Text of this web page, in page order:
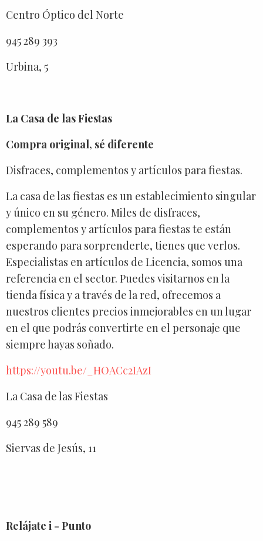
Centro Óptico del Norte
945 289 393
Urbina, 5
La Casa de las Fiestas
Compra original, sé diferente
Disfraces, complementos y artículos para fiestas.
La casa de las fiestas es un establecimiento singular
y único en su género. Miles de disfraces,
complementos y artículos para fiestas te están
esperando para sorprenderte, tienes que verlos.
Especialistas en artículos de Licencia, somos una
referencia en el sector. Puedes visitarnos en la
tienda física y a través de la red, ofrecemos a
nuestros clientes precios inmejorables en un lugar
en el que podrás convertirte en el personaje que
siempre hayas soñado.
https://youtu.be/_HOACc2IAzI
La Casa de las Fiestas
945 289 589
Siervas de Jesús, 11
Relájate i - Punto